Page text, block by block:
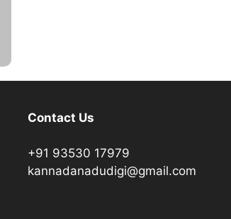
Contact Us
+91 93530 17979
kannadanadudigi@gmail.com